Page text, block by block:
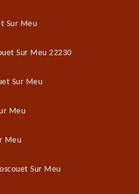
Sur Meu
Sur Meu 22230
Sur Meu
Meu
Meu
Sur Meu